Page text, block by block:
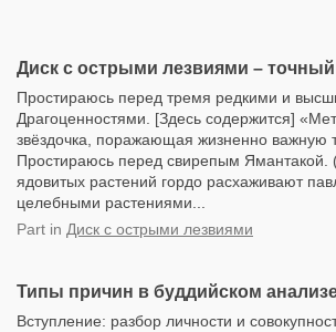
Диск с острыми лезвиями –
Простираюсь перед тремя редкими и
Драгоценностями. [Здесь содержится]
звёздочка, поражающая жизненно важную
Простираюсь перед свирепым Ямантакой.
ядовитых растений гордо расхаживают
целебными растениями...
Part in Диск с острыми лезвиями
Типы причин в буддийском
Вступление: разбор личности и